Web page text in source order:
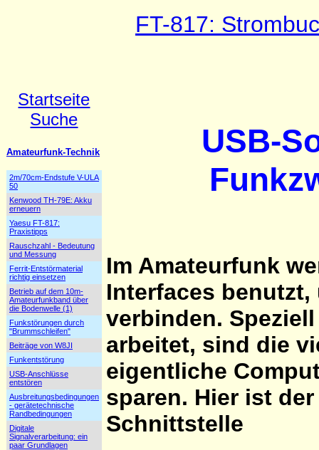
FT-817:
USB-
Im Amateurfunk
Interfaces
verbinden.
arbeitet, sind die
eigentliche
sparen. Hier ist
Schnittstelle
Startseite
Suche
Amateurfunk-Technik
2m/70cm-Endstufe V-ULA
50
Kenwood TH-79E: Akku
erneuern
Yaesu FT-817:
Praxistipps
Rauschzahl - Bedeutung
und Messung
Ferrit-Entstörmaterial
richtig einsetzen
Betrieb auf dem 10m-
Amateurfunkband über
die Bodenwelle (1)
Funkstörungen durch
"Brummschleifen"
Beiträge von W8JI
Funkentstörung
USB-Anschlüsse
entstören
Ausbreitungsbedingungen
- gerätetechnische
Randbedingungen
Digitale
Signalverarbeitung: ein
paar Grundlagen